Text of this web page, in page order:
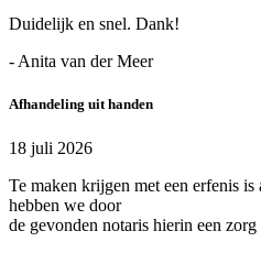
Duidelijk en snel. Dank!
- Anita van der Meer
Afhandeling uit handen
18 juli 2026
Te maken krijgen met een erfenis
hebben we door
de gevonden notaris hierin een zorg